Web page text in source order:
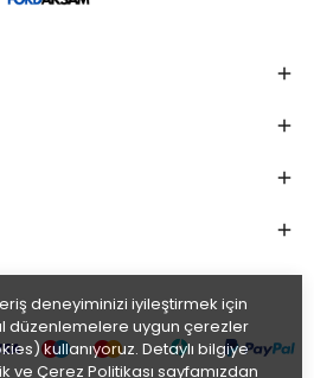
deneyiminizi iyileştirmek için
düzenlemelere uygun çerezler
kullanıyoruz. Detaylı bilgiye
ve Çerez Politikası sayfamızdan